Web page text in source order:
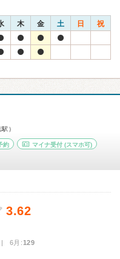
木 金 土 日 祝
）
約 マイナ受付 (スマホ可)
3.62
6月:129